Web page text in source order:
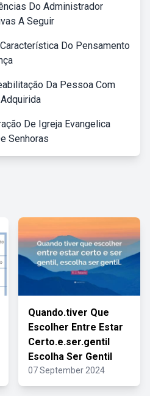
Do Administrador
A Seguir
Do Pensamento
Da Pessoa Com
De Igreja Evangelica
Senhoras
Quando.tiver Que
Escolher Entre Estar
Certo.e.ser.gentil
Escolha Ser Gentil
07 September 2024